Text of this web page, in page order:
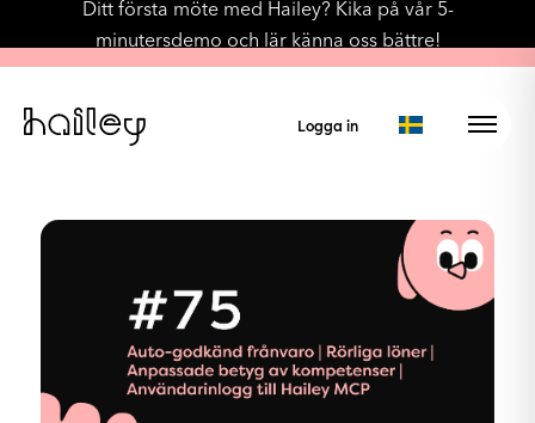
Ditt första möte med Hailey? Kika på vår 5-
minutersdemo och lär känna oss bättre!
Logga in